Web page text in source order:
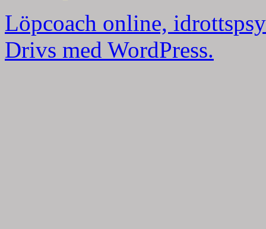
Löpcoach online,
Drivs med WordPress.